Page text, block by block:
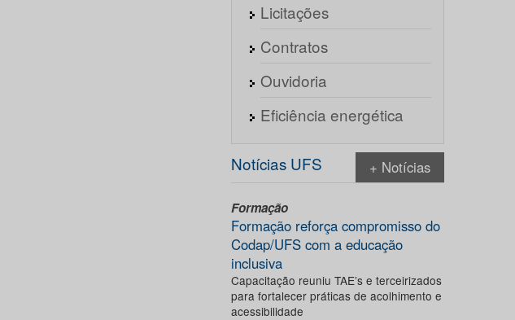
Licitações
Contratos
Ouvidoria
Eficiência energética
Notícias UFS + Notícias
Formação
Formação reforça compromisso do
Codap/UFS com a educação
inclusiva
Capacitação reuniu TAE’s e terceirizados
para fortalecer práticas de acolhimento e
acessibilidade